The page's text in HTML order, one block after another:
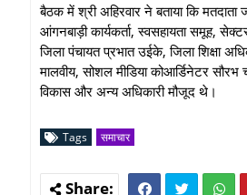
बैठक में श्री अहिरवार ने बताया कि
आंगनबाड़ी कार्यकर्ता, स्वसहायता समूह,
जिला पंचायत प्रभात उईके, जिला शिक्षा
मालवीय, सोशल मीडिया कोआर्डिनेटर
विकास और अन्य अधिकारी मौजूद थे।
Tags समाचार